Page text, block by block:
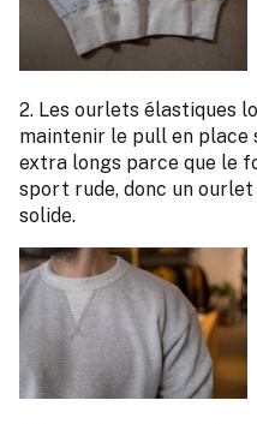
2. Les ourlets élastiques
maintenir le pull en place
extra longs parce que le
sport rude, donc un
solide.